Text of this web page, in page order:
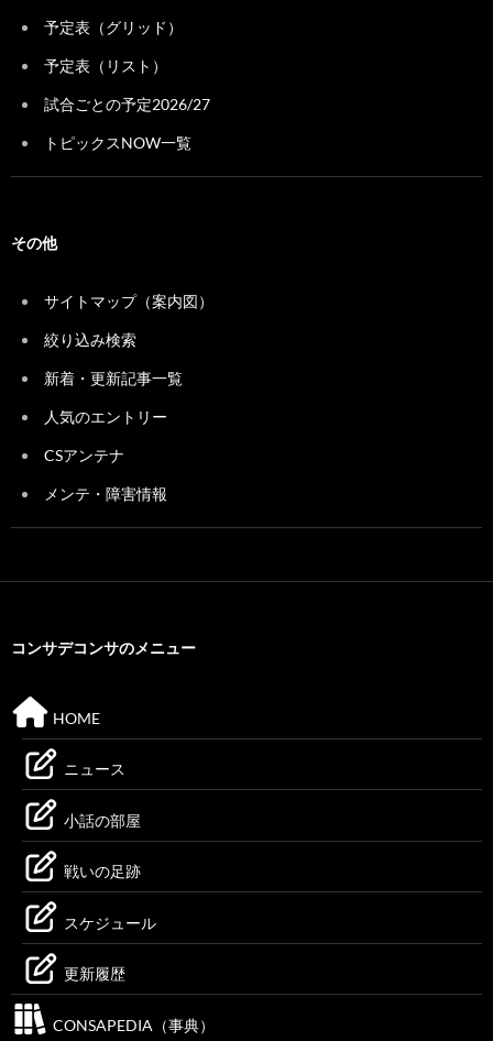
予定表（グリッド）
予定表（リスト）
試合ごとの予定2026/27
トピックスNOW一覧
その他
サイトマップ（案内図）
絞り込み検索
新着・更新記事一覧
人気のエントリー
CSアンテナ
メンテ・障害情報
コンサデコンサのメニュー
HOME
ニュース
小話の部屋
戦いの足跡
スケジュール
更新履歴
CONSAPEDIA（事典）